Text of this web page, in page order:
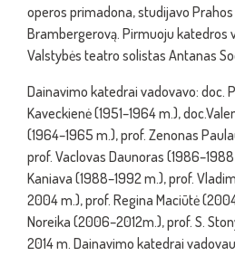
operos primadona, studijavo
Brambergerovą. Pirmuoju katedros
Valstybės teatro solistas Antanas
Dainavimo katedrai vadovavo: doc.
Kaveckienė (1951–1964 m.),
(1964–1965 m.), prof. Zenonas
prof. Vaclovas Daunoras
Kaniava (1988–1992 m.), prof.
2004 m.), prof. Regina Maciūtė
Noreika (2006–2012m.), prof. S.
2014 m. Dainavimo katedrai